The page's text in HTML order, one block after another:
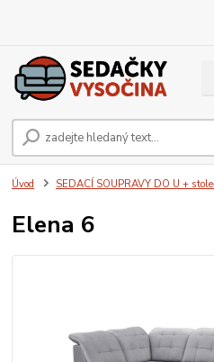
Úvod SEDACÍ SOUPRAVY DO U +
Elena 6